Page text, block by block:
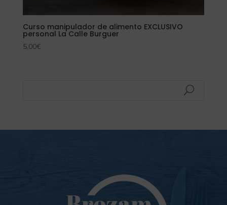
Curso manipulador de alimento EXCLUSIVO
personal La Calle Burguer
5,00€